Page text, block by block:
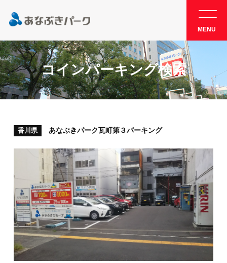
MENU
コインパーキング検索
香川県 あなぶきパーク瓦町第３パーキング